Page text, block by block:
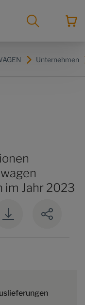
Unternehmen
Jahr 2023